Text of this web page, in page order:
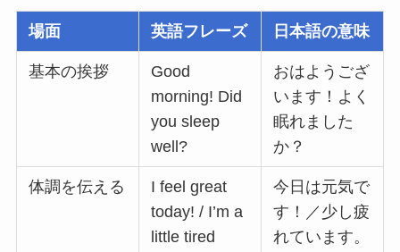
場面 英語フレーズ 日本語の意味
基本の挨拶
Good
morning! Did
you sleep
well?
おはようござ
います！よく
眠れました
か？
体調を伝える
I feel great
today! / I’m a
little tired
今日は元気で
す！／少し疲
れています。